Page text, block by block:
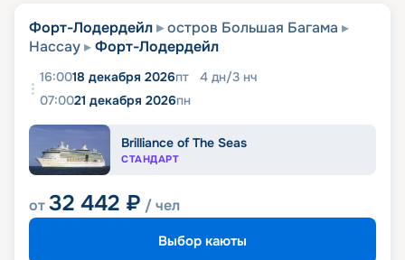
Форт-Лодердейл
остров Большая Багама
Нассау
Форт-Лодердейл
16:0018 декабря 2026пт 4 дн/3 нч
07:0021 декабря 2026пн
Brilliance of The Seas
СТАНДАРТ
от32 442 ₽ / чел
Выбор каюты